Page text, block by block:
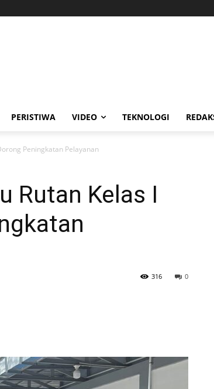
PERISTIWA VIDEO TEKNOLOGI
Peningkatan Pelayanan
Rutan Kelas I
0
316